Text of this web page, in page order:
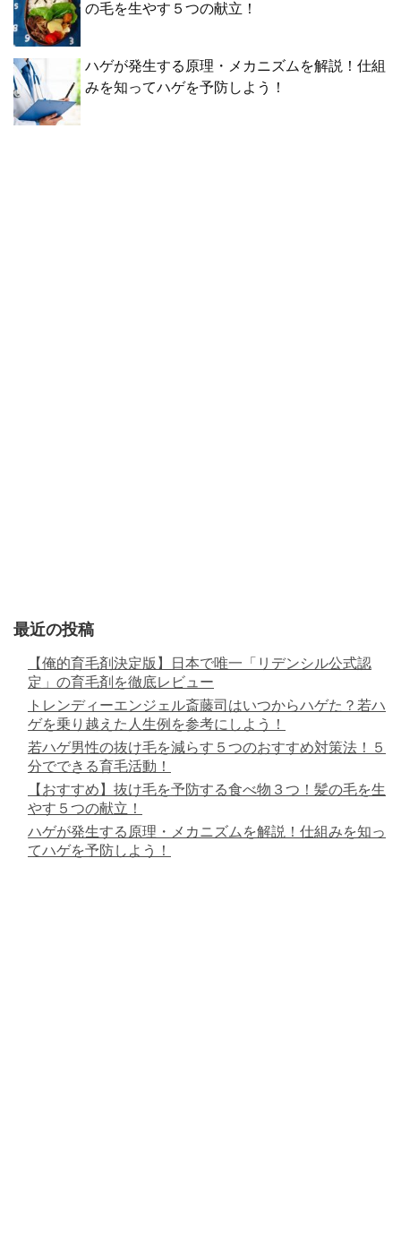
の毛を生やす５つの献立！
ハゲが発生する原理・メカニズムを解説！仕組
みを知ってハゲを予防しよう！
最近の投稿
【俺的育毛剤決定版】日本で唯一「リデンシル公式認
定」の育毛剤を徹底レビュー
トレンディーエンジェル斎藤司はいつからハゲた？若ハ
ゲを乗り越えた人生例を参考にしよう！
若ハゲ男性の抜け毛を減らす５つのおすすめ対策法！５
分でできる育毛活動！
【おすすめ】抜け毛を予防する食べ物３つ！髪の毛を生
やす５つの献立！
ハゲが発生する原理・メカニズムを解説！仕組みを知っ
てハゲを予防しよう！